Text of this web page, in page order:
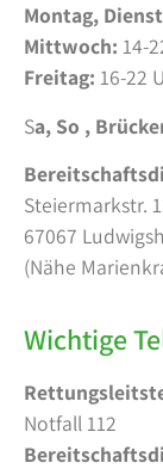
Montag,
Mittwoch: 14-
Freitag: 16-22
Sa, So ,
Steiermarkstr.
67067
(Nähe
Wichtige
Notfall 112